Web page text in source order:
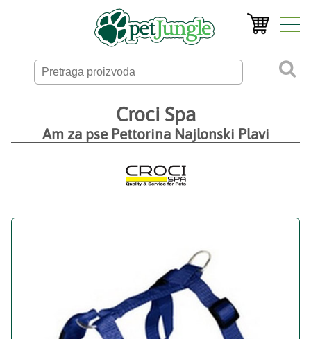
Croci Spa
Am za pse Pettorina Najlonski Plavi